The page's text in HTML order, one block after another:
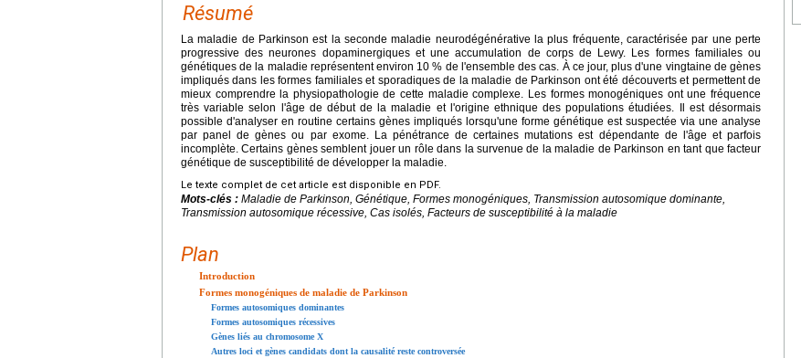
Résumé
La maladie de Parkinson est la seconde maladie neurodégénérative la plus fréquente, caractérisée par une perte
progressive des neurones dopaminergiques et une accumulation de corps de Lewy. Les formes familiales ou
génétiques de la maladie représentent environ 10 % de l'ensemble des cas. À ce jour, plus d'une vingtaine de gènes
impliqués dans les formes familiales et sporadiques de la maladie de Parkinson ont été découverts et permettent de
mieux comprendre la physiopathologie de cette maladie complexe. Les formes monogéniques ont une fréquence
très variable selon l'âge de début de la maladie et l'origine ethnique des populations étudiées. Il est désormais
possible d'analyser en routine certains gènes impliqués lorsqu'une forme génétique est suspectée via une analyse
par panel de gènes ou par exome. La pénétrance de certaines mutations est dépendante de l'âge et parfois
incomplète. Certains gènes semblent jouer un rôle dans la survenue de la maladie de Parkinson en tant que facteur
génétique de susceptibilité de développer la maladie.
Le texte complet de cet article est disponible en PDF.
Mots-clés : Maladie de Parkinson, Génétique, Formes monogéniques, Transmission autosomique dominante,
Transmission autosomique récessive, Cas isolés, Facteurs de susceptibilité à la maladie
Plan
Introduction
Formes monogéniques de maladie de Parkinson
Formes autosomiques dominantes
Formes autosomiques récessives
Gènes liés au chromosome X
Autres loci et gènes candidats dont la causalité reste controversée